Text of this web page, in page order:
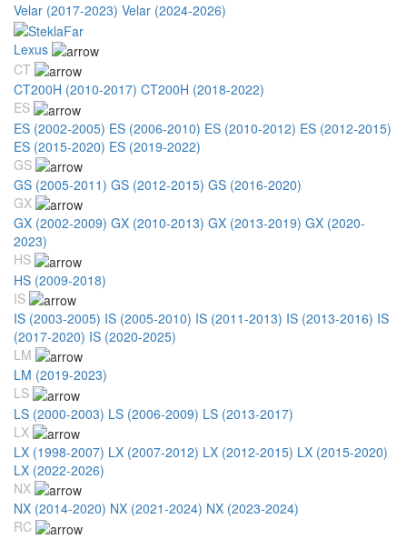
Velar (2017-2023) Velar (2024-2026)
Lexus
CT
CT200H (2010-2017) CT200H (2018-2022)
ES
ES (2002-2005) ES (2006-2010) ES (2010-2012) ES (2012-2015)
ES (2015-2020) ES (2019-2022)
GS
GS (2005-2011) GS (2012-2015) GS (2016-2020)
GX
GX (2002-2009) GX (2010-2013) GX (2013-2019) GX (2020-
2023)
HS
HS (2009-2018)
IS
IS (2003-2005) IS (2005-2010) IS (2011-2013) IS (2013-2016) IS
(2017-2020) IS (2020-2025)
LM
LM (2019-2023)
LS
LS (2000-2003) LS (2006-2009) LS (2013-2017)
LX
LX (1998-2007) LX (2007-2012) LX (2012-2015) LX (2015-2020)
LX (2022-2026)
NX
NX (2014-2020) NX (2021-2024) NX (2023-2024)
RC